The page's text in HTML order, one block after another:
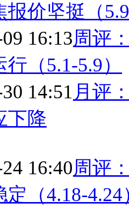
报价坚挺（
16:13周评
（5.1-5.9）
14:51 月评
下降
16:40周评
定（4.18-4.24